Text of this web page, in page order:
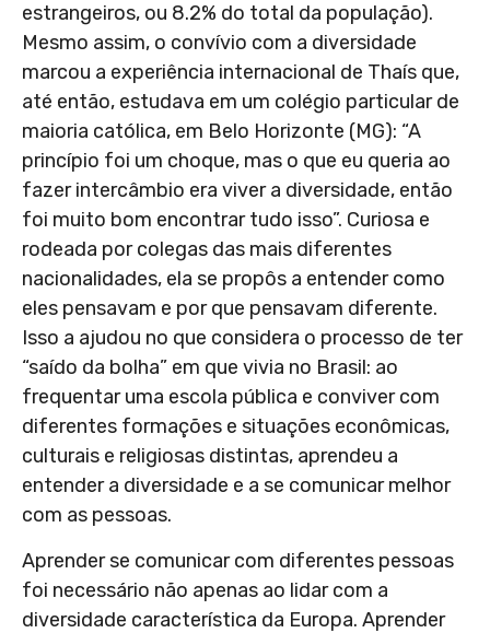
estrangeiros, ou 8.2% do total da população).
Mesmo assim, o convívio com a diversidade
marcou a experiência internacional de Thaís que,
até então, estudava em um colégio particular de
maioria católica, em Belo Horizonte (MG): “A
princípio foi um choque, mas o que eu queria ao
fazer intercâmbio era viver a diversidade, então
foi muito bom encontrar tudo isso”. Curiosa e
rodeada por colegas das mais diferentes
nacionalidades, ela se propôs a entender como
eles pensavam e por que pensavam diferente.
Isso a ajudou no que considera o processo de ter
“saído da bolha” em que vivia no Brasil: ao
frequentar uma escola pública e conviver com
diferentes formações e situações econômicas,
culturais e religiosas distintas, aprendeu a
entender a diversidade e a se comunicar melhor
com as pessoas.
Aprender se comunicar com diferentes pessoas
foi necessário não apenas ao lidar com a
diversidade característica da Europa. Aprender